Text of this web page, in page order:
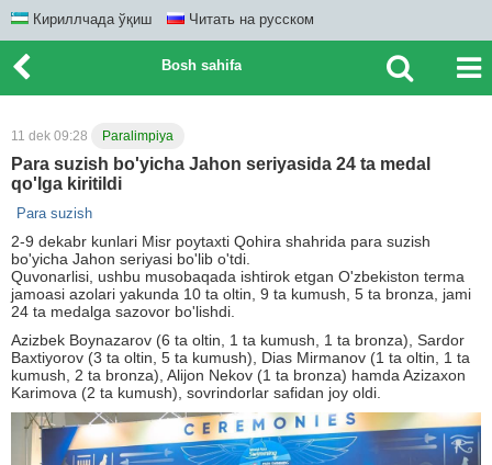
Кириллчада ўқиш Читать на русском
Bosh sahifa
11 dek 09:28 Paralimpiya
Para suzish bo'yicha Jahon seriyasida 24 ta medal
qo'lga kiritildi
Para suzish
2-9 dekabr kunlari Misr poytaxti Qohira shahrida para suzish
bo'yicha Jahon seriyasi bo'lib o'tdi.
Quvonarlisi, ushbu musobaqada ishtirok etgan O'zbekiston terma
jamoasi azolari yakunda 10 ta oltin, 9 ta kumush, 5 ta bronza, jami
24 ta medalga sazovor bo'lishdi.
Azizbek Boynazarov (6 ta oltin, 1 ta kumush, 1 ta bronza), Sardor
Baxtiyorov (3 ta oltin, 5 ta kumush), Dias Mirmanov (1 ta oltin, 1 ta
kumush, 2 ta bronza), Alijon Nekov (1 ta bronza) hamda Azizaxon
Karimova (2 ta kumush), sovrindorlar safidan joy oldi.